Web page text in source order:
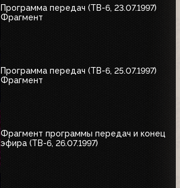
Программа передач (ТВ-6, 23.07.1997)
Фрагмент
Программа передач (ТВ-6, 25.07.1997)
Фрагмент
Фрагмент программы передач и конец
эфира (ТВ-6, 26.07.1997)